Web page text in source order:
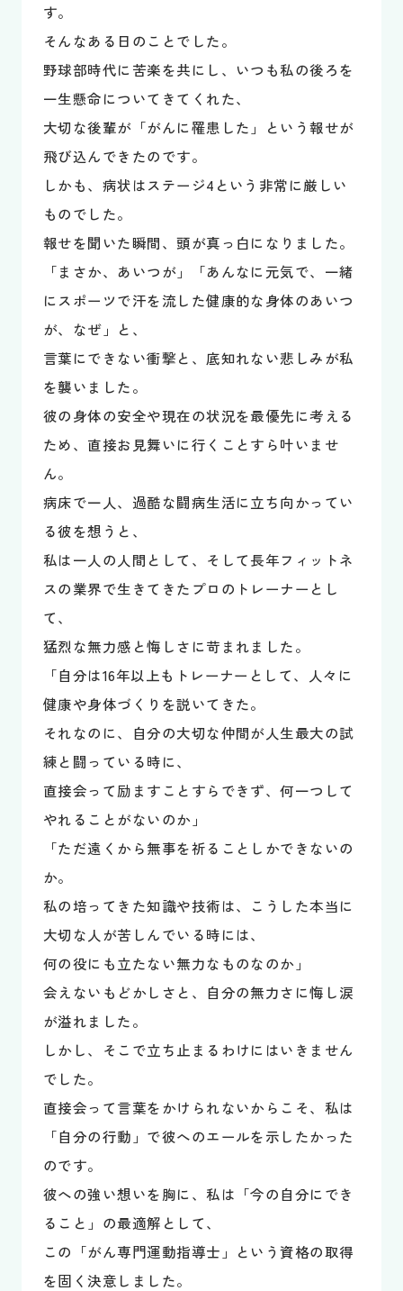
す。
そんなある日のことでした。
野球部時代に苦楽を共にし、いつも私の後ろを
一生懸命についてきてくれた、
大切な後輩が「がんに罹患した」という報せが
飛び込んできたのです。
しかも、病状はステージ4という非常に厳しい
ものでした。
報せを聞いた瞬間、頭が真っ白になりました。
「まさか、あいつが」「あんなに元気で、一緒
にスポーツで汗を流した健康的な身体のあいつ
が、なぜ」と、
言葉にできない衝撃と、底知れない悲しみが私
を襲いました。
彼の身体の安全や現在の状況を最優先に考える
ため、直接お見舞いに行くことすら叶いませ
ん。
病床で一人、過酷な闘病生活に立ち向かってい
る彼を想うと、
私は一人の人間として、そして長年フィットネ
スの業界で生きてきたプロのトレーナーとし
て、
猛烈な無力感と悔しさに苛まれました。
「自分は16年以上もトレーナーとして、人々に
健康や身体づくりを説いてきた。
それなのに、自分の大切な仲間が人生最大の試
練と闘っている時に、
直接会って励ますことすらできず、何一つして
やれることがないのか」
「ただ遠くから無事を祈ることしかできないの
か。
私の培ってきた知識や技術は、こうした本当に
大切な人が苦しんでいる時には、
何の役にも立たない無力なものなのか」
会えないもどかしさと、自分の無力さに悔し涙
が溢れました。
しかし、そこで立ち止まるわけにはいきません
でした。
直接会って言葉をかけられないからこそ、私は
「自分の行動」で彼へのエールを示したかった
のです。
彼への強い想いを胸に、私は「今の自分にでき
ること」の最適解として、
この「がん専門運動指導士」という資格の取得
を固く決意しました。